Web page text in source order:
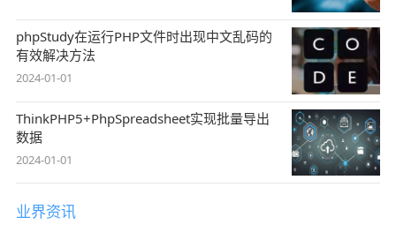
phpStudy在运行PHP文件时出现中文乱码的
有效解决方法
2024-01-01
ThinkPHP5+PhpSpreadsheet实现批量导出
数据
2024-01-01
业界资讯